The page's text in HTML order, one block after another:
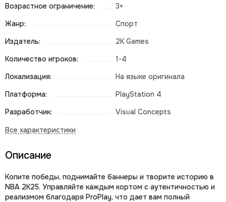
Возрастное ограничение:
3+
Жанр:
Спорт
Издатель:
2K Games
Количество игроков:
1-4
Локализация:
На языке оригинала
Платформа:
PlayStation 4
Разработчик:
Visual Concepts
Описание
Копите победы, поднимайте баннеры и творите историю в
NBA 2K25. Управляйте каждым кортом с аутентичностью и
реализмом благодаря ProPlay, что дает вам полный